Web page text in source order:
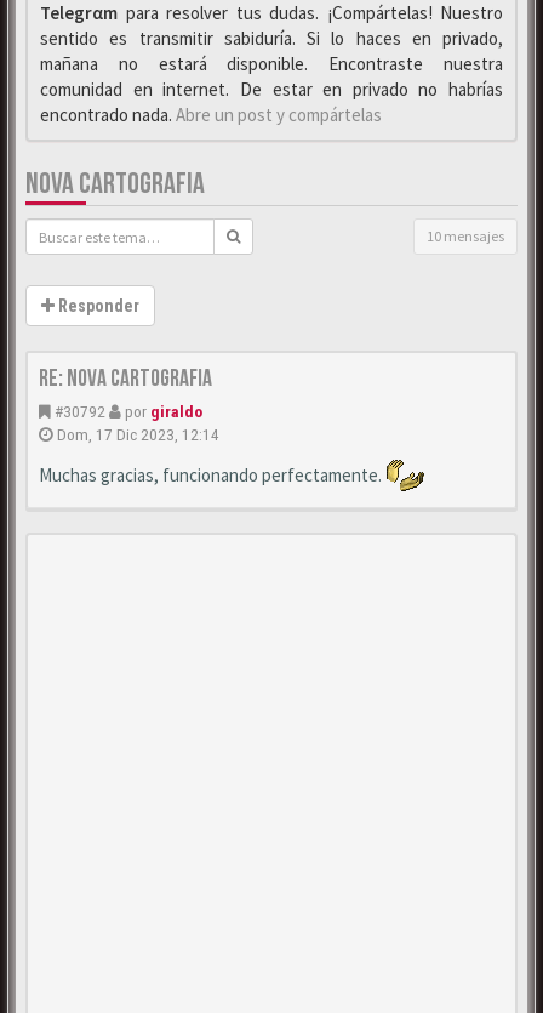
Telegrαm para resolver tus dudas. ¡Compártelas! Nuestro
sentido es transmitir sabiduría. Si lo haces en privado,
mañana no estará disponible. Encontraste nuestra
comunidad en internet. De estar en privado no habrías
encontrado nada. Abre un post y compártelas
NOVA CARTOGRAFIA
10 mensajes
Responder
Re: Nova cartografia
#30792 por giraldo
Dom, 17 Dic 2023, 12:14
Muchas gracias, funcionando perfectamente.